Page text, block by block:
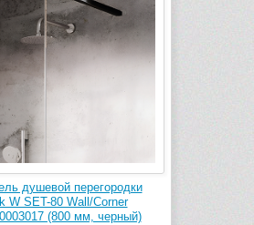
душевой перегородки
W SET-80 Wall/Corner
(800 мм, черный)